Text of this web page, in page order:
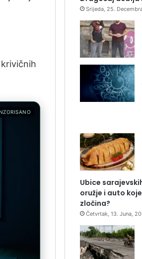
Srijeda, 25.
Ubice
oružje i auto
zločina?
Četvrtak, 13. Juna,